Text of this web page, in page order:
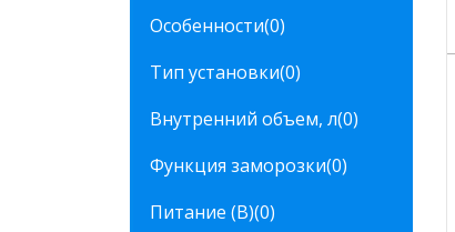
Особенности(0)
Тип установки(0)
Внутренний объем, л(0)
Функция заморозки(0)
Питание (В)(0)